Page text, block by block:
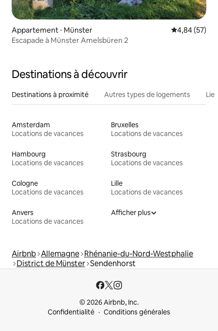
Appartement ⋅ Münster Évaluation
4,84 (57)
Escapade à Münster Amelsbüren 2
Destinations à découvrir
Destinations à proximité Autres types de logements
Amsterdam
Locations de vacances
Bruxelles
Locations de vacances
Hambourg
Locations de vacances
Strasbourg
Locations de vacances
Cologne
Locations de vacances
Lille
Locations de vacances
Anvers
Locations de vacances
Afficher plus
Airbnb Allemagne Rhénanie-du-Nord-Westphalie
District de Münster Sendenhorst
© 2026 Airbnb, Inc.
Confidentialité
Conditions générales